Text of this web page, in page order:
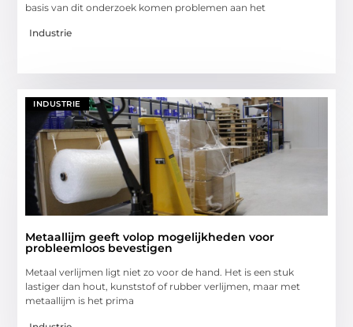
basis van dit onderzoek komen problemen aan het
Industrie
INDUSTRIE
Metaallijm geeft volop mogelijkheden voor
probleemloos bevestigen
Metaal verlijmen ligt niet zo voor de hand. Het is een stuk
lastiger dan hout, kunststof of rubber verlijmen, maar met
metaallijm is het prima